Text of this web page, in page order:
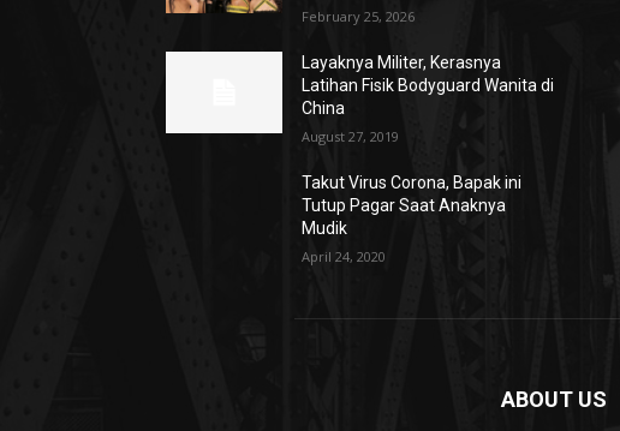
February 25, 2026
Layaknya Militer, Kerasnya
Latihan Fisik Bodyguard Wanita di
China
August 27, 2019
Takut Virus Corona, Bapak ini
Tutup Pagar Saat Anaknya
Mudik
April 24, 2020
ABOUT US